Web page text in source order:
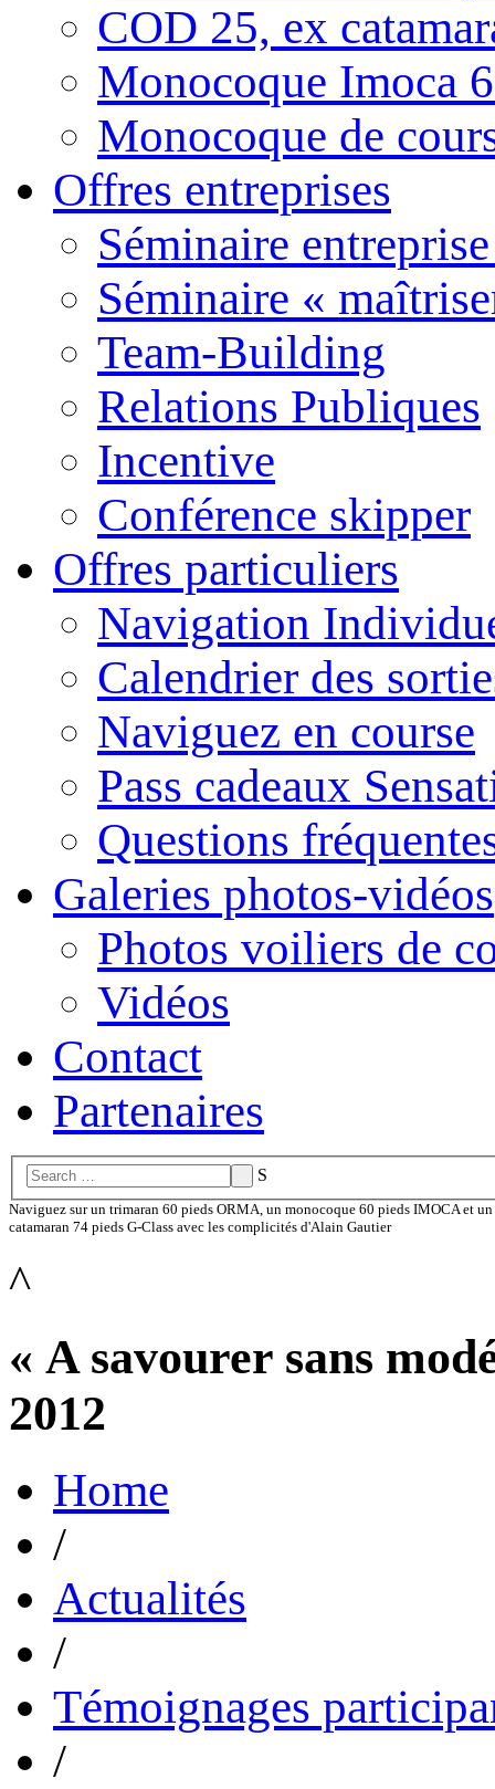
COD 25, ex
Monocoque Imoca
Monocoque de
Offres entreprises
Séminaire
Séminaire «
Team-Building
Relations Publiques
Incentive
Conférence skipper
Offres particuliers
Navigation
Calendrier des
Naviguez en course
Pass cadeaux
Questions
Galeries photos-vidéos
Photos voiliers de
Vidéos
Contact
Partenaires
S
Naviguez sur un trimaran 60 pieds ORMA, un monocoque 60 pieds IMOCA et
catamaran 74 pieds G-Class avec les complicités d'Alain Gautier
^
« A savourer sans
2012
Home
/
Actualités
/
Témoignages
/